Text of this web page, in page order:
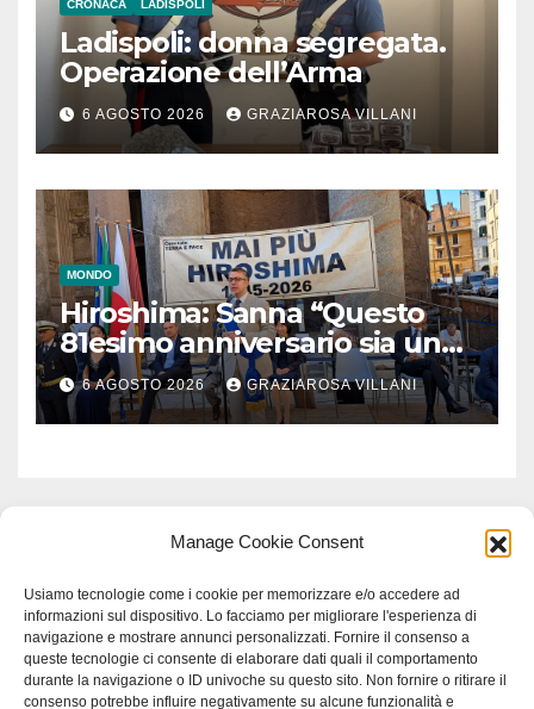
Manage Cookie Consent
Usiamo tecnologie come i cookie per memorizzare e/o accedere ad
informazioni sul dispositivo. Lo facciamo per migliorare l'esperienza di
navigazione e mostrare annunci personalizzati. Fornire il consenso a
queste tecnologie ci consente di elaborare dati quali il comportamento
durante la navigazione o ID univoche su questo sito. Non fornire o ritirare il
consenso potrebbe influire negativamente su alcune funzionalità e
CRONACA LADISPOLI
Ladispoli: donna segregata.
Operazione dell’Arma
6 AGOSTO 2026 GRAZIAROSA VILLANI
MONDO
Hiroshima: Sanna “Questo
81esimo anniversario sia un
monito per tutti”
6 AGOSTO 2026 GRAZIAROSA VILLANI